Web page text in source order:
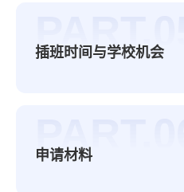
PART.05
插班时间与学校机会
申请材料